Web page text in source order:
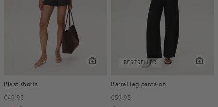
Pleat shorts
€49.95
BESTSELLER
Barrel leg pantalon
€59.95